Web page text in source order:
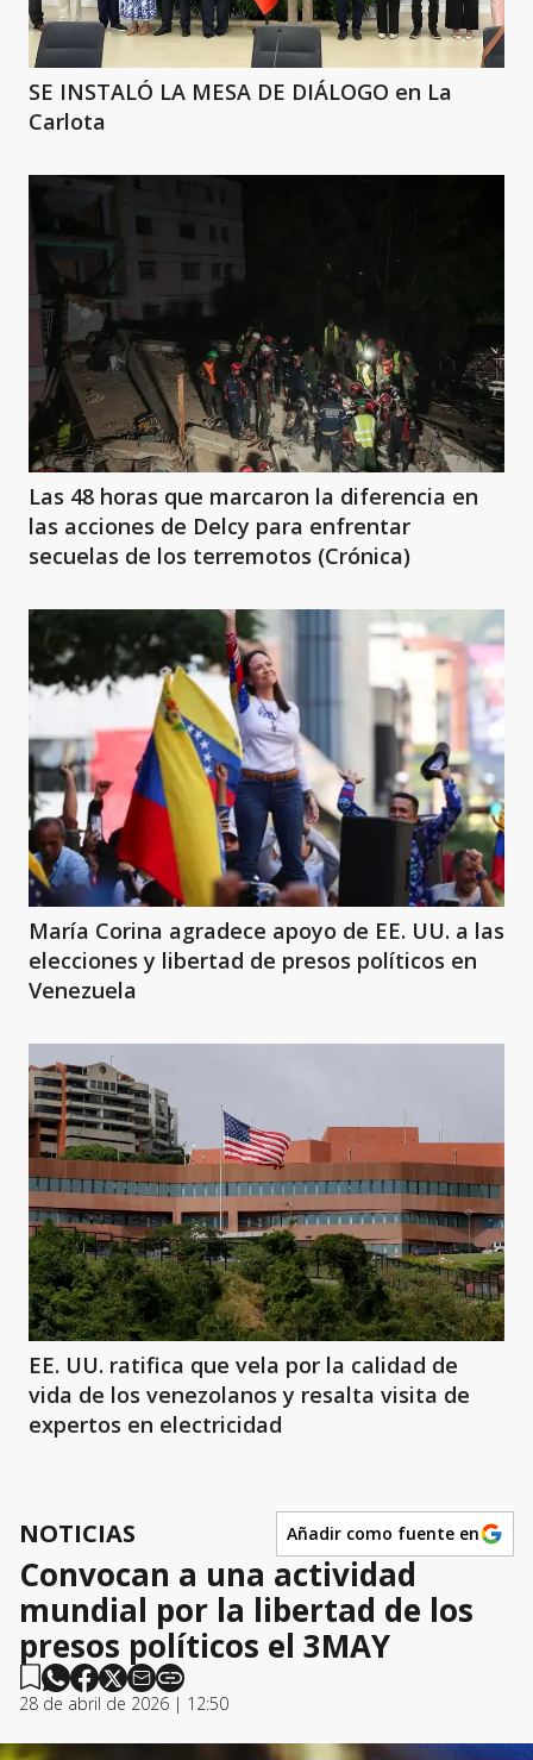
SE INSTALÓ LA MESA DE DIÁLOGO en La
Carlota
Las 48 horas que marcaron la diferencia en
las acciones de Delcy para enfrentar
secuelas de los terremotos (Crónica)
María Corina agradece apoyo de EE. UU. a las
elecciones y libertad de presos políticos en
Venezuela
EE. UU. ratifica que vela por la calidad de
vida de los venezolanos y resalta visita de
expertos en electricidad
NOTICIAS Añadir como fuente en
Convocan a una actividad
mundial por la libertad de los
presos políticos el 3MAY
28 de abril de 2026 | 12:50